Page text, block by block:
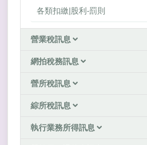
各類扣繳|股利-罰則
營業稅訊息
網拍稅務訊息
營所稅訊息
綜所稅訊息
執行業務所得訊息